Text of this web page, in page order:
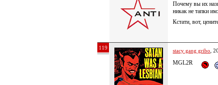
Почему вы их
никак не тапки
Кстати, вот,
119 stacy gang gribo ,
MGL2R